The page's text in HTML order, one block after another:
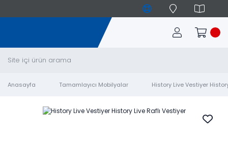
Anasayfa Tamamlayıcı Mobilyalar History Live Vestiyer